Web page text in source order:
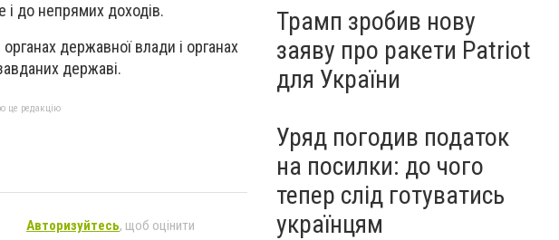
і до непрямих доходів.
органах державної влади і органах
державі.
це редакцію
Авторизуйтесь, щоб оцінити
Трамп зробив нову
заяву про ракети Patriot
для України
Уряд погодив податок
на посилки: до чого
тепер слід готуватись
українцям